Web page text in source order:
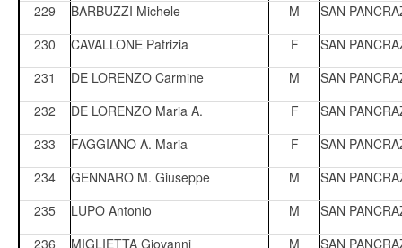
229
BARBUZZI Michele M
SAN
230
CAVALLONE Patrizia F
SAN
231
DE LORENZO Carmine M
SAN
232
DE LORENZO Maria A. F
SAN
233
FAGGIANO A. Maria F
SAN
234
GENNARO M. Giuseppe M
SAN
235
LUPO Antonio M
SAN
236
MIGLIETTA Giovanni M SAN